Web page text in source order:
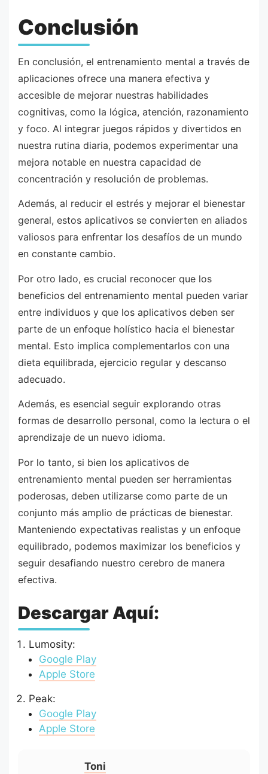
Conclusión
En conclusión, el entrenamiento mental a través de
aplicaciones ofrece una manera efectiva y
accesible de mejorar nuestras habilidades
cognitivas, como la lógica, atención, razonamiento
y foco. Al integrar juegos rápidos y divertidos en
nuestra rutina diaria, podemos experimentar una
mejora notable en nuestra capacidad de
concentración y resolución de problemas.
Además, al reducir el estrés y mejorar el bienestar
general, estos aplicativos se convierten en aliados
valiosos para enfrentar los desafíos de un mundo
en constante cambio.
Por otro lado, es crucial reconocer que los
beneficios del entrenamiento mental pueden variar
entre individuos y que los aplicativos deben ser
parte de un enfoque holístico hacia el bienestar
mental. Esto implica complementarlos con una
dieta equilibrada, ejercicio regular y descanso
adecuado.
Además, es esencial seguir explorando otras
formas de desarrollo personal, como la lectura o el
aprendizaje de un nuevo idioma.
Por lo tanto, si bien los aplicativos de
entrenamiento mental pueden ser herramientas
poderosas, deben utilizarse como parte de un
conjunto más amplio de prácticas de bienestar.
Manteniendo expectativas realistas y un enfoque
equilibrado, podemos maximizar los beneficios y
seguir desafiando nuestro cerebro de manera
efectiva.
Descargar Aquí:
Lumosity:
Google Play
Apple Store
Peak:
Google Play
Apple Store
Toni